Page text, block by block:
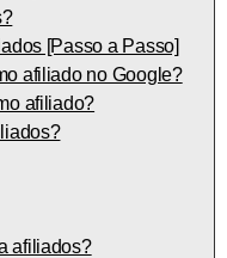
[Passo a Passo]
afiliado no Google?
afiliado?
afiliados?